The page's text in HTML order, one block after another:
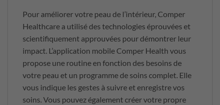
Pour améliorer votre peau de l’intérieur, Comper
Healthcare a utilisé des technologies éprouvées et
scientifiquement approuvées pour démontrer leur
impact. L’application mobile Comper Health vous
propose une routine en fonction des besoins de
votre peau et un programme de soins complet. Elle
vous indique les gestes à suivre et enregistre vos
soins. Vous pouvez également créer votre propre